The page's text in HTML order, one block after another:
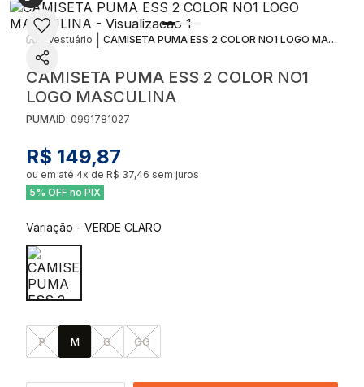
Vestuário CAMISETA PUMA ESS 2 COLOR NO1 LOGO MASCULINA
CAMISETA PUMA ESS 2 COLOR NO1
LOGO MASCULINA
PUMAID: 0991781027
R$ 149,87
ou em até 4x de R$ 37,46 sem juros
5% OFF no PIX
Variação - VERDE CLARO
P M G GG